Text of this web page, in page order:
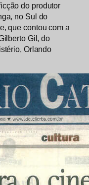
do produtor
no Sul do
que contou com a
Gil, do
Orlando